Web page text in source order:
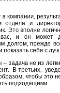
компании,
отдела и
Это вполне
вас, и он
долгом, прежде
показать себя с
задача не из
В-третьих,
чтобы это
подходящими.